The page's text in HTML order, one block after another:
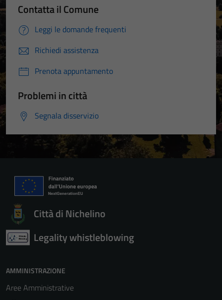
Contatta il Comune
Leggi le domande frequenti
Richiedi assistenza
Prenota appuntamento
Problemi in città
Segnala disservizio
Città di Nichelino
Legality whistleblowing
AMMINISTRAZIONE
Aree Amministrative
per il